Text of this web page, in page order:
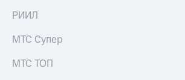
РИИЛ
МТС Супер
МТС ТОП